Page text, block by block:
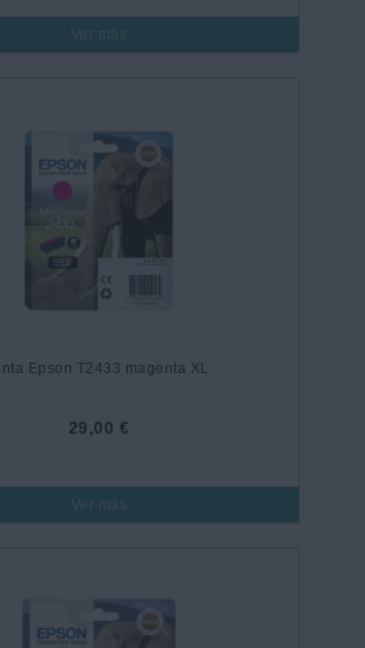
Ver más
Epson T2433 magenta XL
29,00 €
Ver más